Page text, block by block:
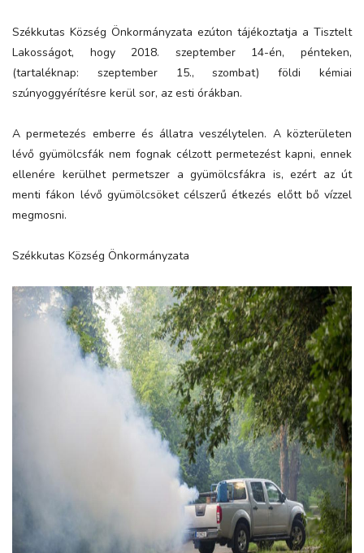
Székkutas Község Önkormányzata ezúton tájékoztatja a Tisztelt
Lakosságot, hogy 2018. szeptember 14-én, pénteken,
(tartaléknap: szeptember 15., szombat) földi kémiai
szúnyoggyérítésre kerül sor, az esti órákban.
A permetezés emberre és állatra veszélytelen. A közterületen
lévő gyümölcsfák nem fognak célzott permetezést kapni, ennek
ellenére kerülhet permetszer a gyümölcsfákra is, ezért az út
menti fákon lévő gyümölcsöket célszerű étkezés előtt bő vízzel
megmosni.
Székkutas Község Önkormányzata